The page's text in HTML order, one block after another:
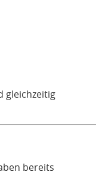
gleichzeitig
bereits